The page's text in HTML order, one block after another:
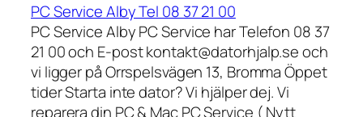
PC Service Alby Tel 08 37 21 00
PC Service Alby PC Service har Telefon 08 37
21 00 och E-post kontakt@datorhjalp.se och
vi ligger på Orrspelsvägen 13, Bromma Öppet
tider Starta inte dator? Vi hjälper dej. Vi
reparera din PC & Mac PC Service ( Nytt